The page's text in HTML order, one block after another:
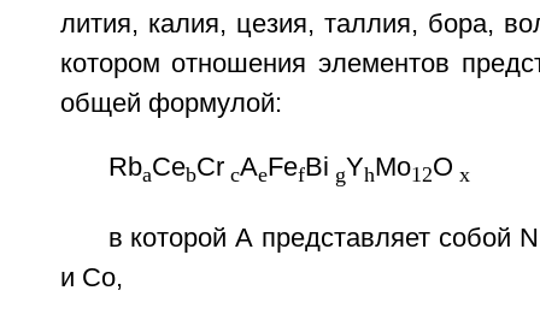
лития, калия, цезия, таллия, бора,
котором отношения элементов
общей формулой:
RbaCebCr cAeFefBi gYhMo12O x
в которой А представляет собой
и Со,